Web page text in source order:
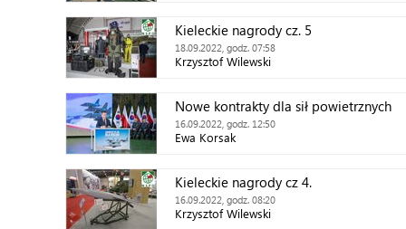
Kieleckie nagrody cz. 5
18.09.2022, godz. 07:58
Krzysztof Wilewski
Nowe kontrakty dla sił powietrznych
16.09.2022, godz. 12:50
Ewa Korsak
Kieleckie nagrody cz 4.
16.09.2022, godz. 08:20
Krzysztof Wilewski